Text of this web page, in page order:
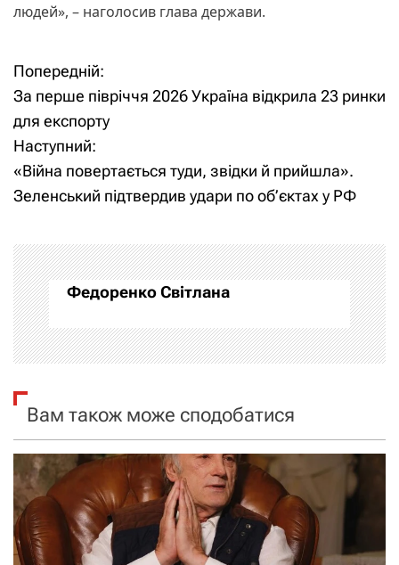
людей», – наголосив глава держави.
Н
а
в
і
а
ц
і
а
п
и
Попередній:
За перше півріччя 2026 Україна відкрила 23 ринки
для експорту
Наступний:
«Війна повертається туди, звідки й прийшла».
Зеленський підтвердив удари по об’єктах у РФ
Федоренко Світлана
Вам також може сподобатися